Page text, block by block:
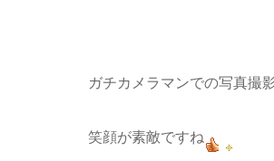
ガチカメラマンでの写真撮
笑顔が素敵ですね